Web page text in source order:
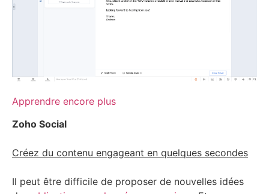
Apprendre encore plus
Zoho Social
Créez du contenu engageant en quelques secondes
Il peut être difficile de proposer de nouvelles idées